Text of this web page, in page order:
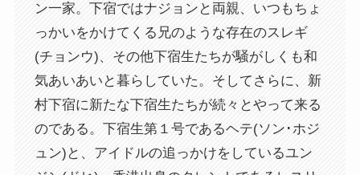
ン一家。下宿ではナジョンと両親、いつもちょ
っかいをかけてくる兄のような存在のスレギ
(チョンウ)、その他下宿生たちが騒がしくも和
気あいあいと暮らしていた。そしてさらに、新
村下宿に新たな下宿生たちが続々とやって来る
のである。下宿生第１号であるヘテ(ソン･ホジ
ュン)と、アイドルの追っかけをしているユン